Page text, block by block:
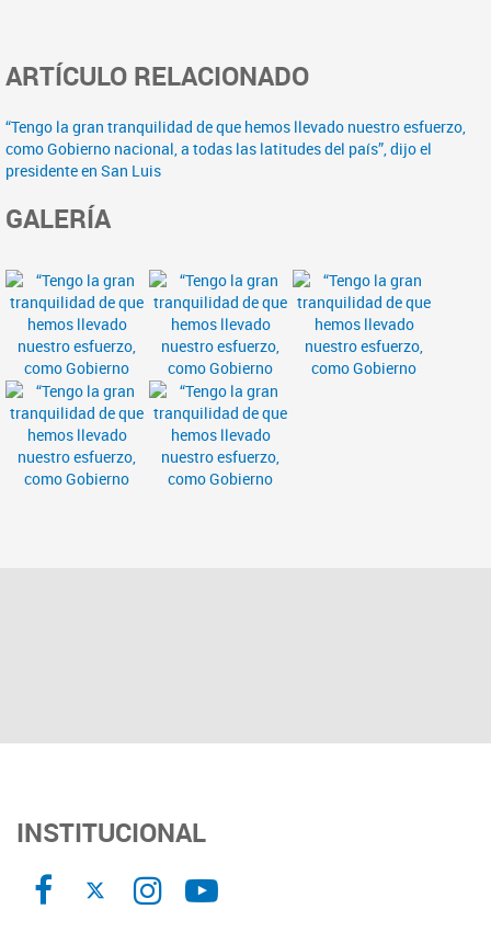
ARTÍCULO RELACIONADO
“Tengo la gran tranquilidad de que hemos llevado nuestro esfuerzo,
como Gobierno nacional, a todas las latitudes del país”, dijo el
presidente en San Luis
GALERÍA
INSTITUCIONAL